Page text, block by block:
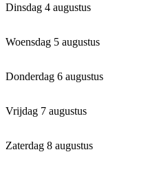
Dinsdag 4 augustus
Woensdag 5 augustus
Donderdag 6 augustus
Vrijdag 7 augustus
Zaterdag 8 augustus